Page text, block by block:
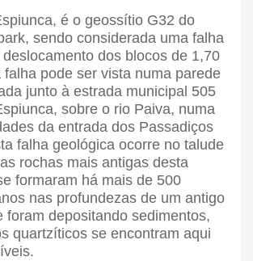
é o geossítio G32 do
sendo considerada uma falha
dos blocos de 1,70
falha pode ser vista numa parede
junto à estrada municipal 505
sobre o rio Paiva, numa
da entrada dos Passadiços
falha geológica ocorre no talude
rochas mais antigas desta
formaram há mais de 500
nas profundezas de um antigo
foram depositando sedimentos,
quartzíticos se encontram aqui